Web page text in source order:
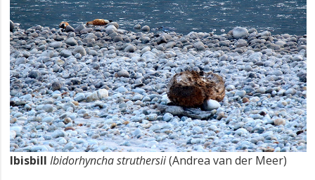
Ibisbill Ibidorhyncha struthersii(Andrea van der Meer)